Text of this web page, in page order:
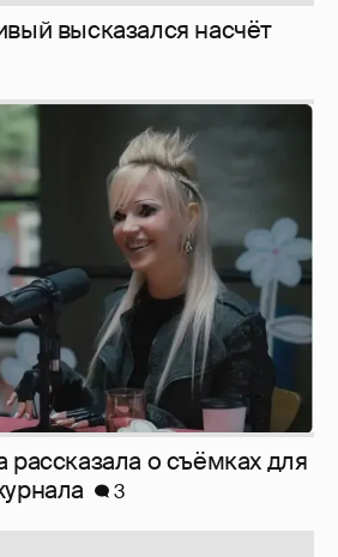
высказался насчёт
рассказала о съёмках для
3